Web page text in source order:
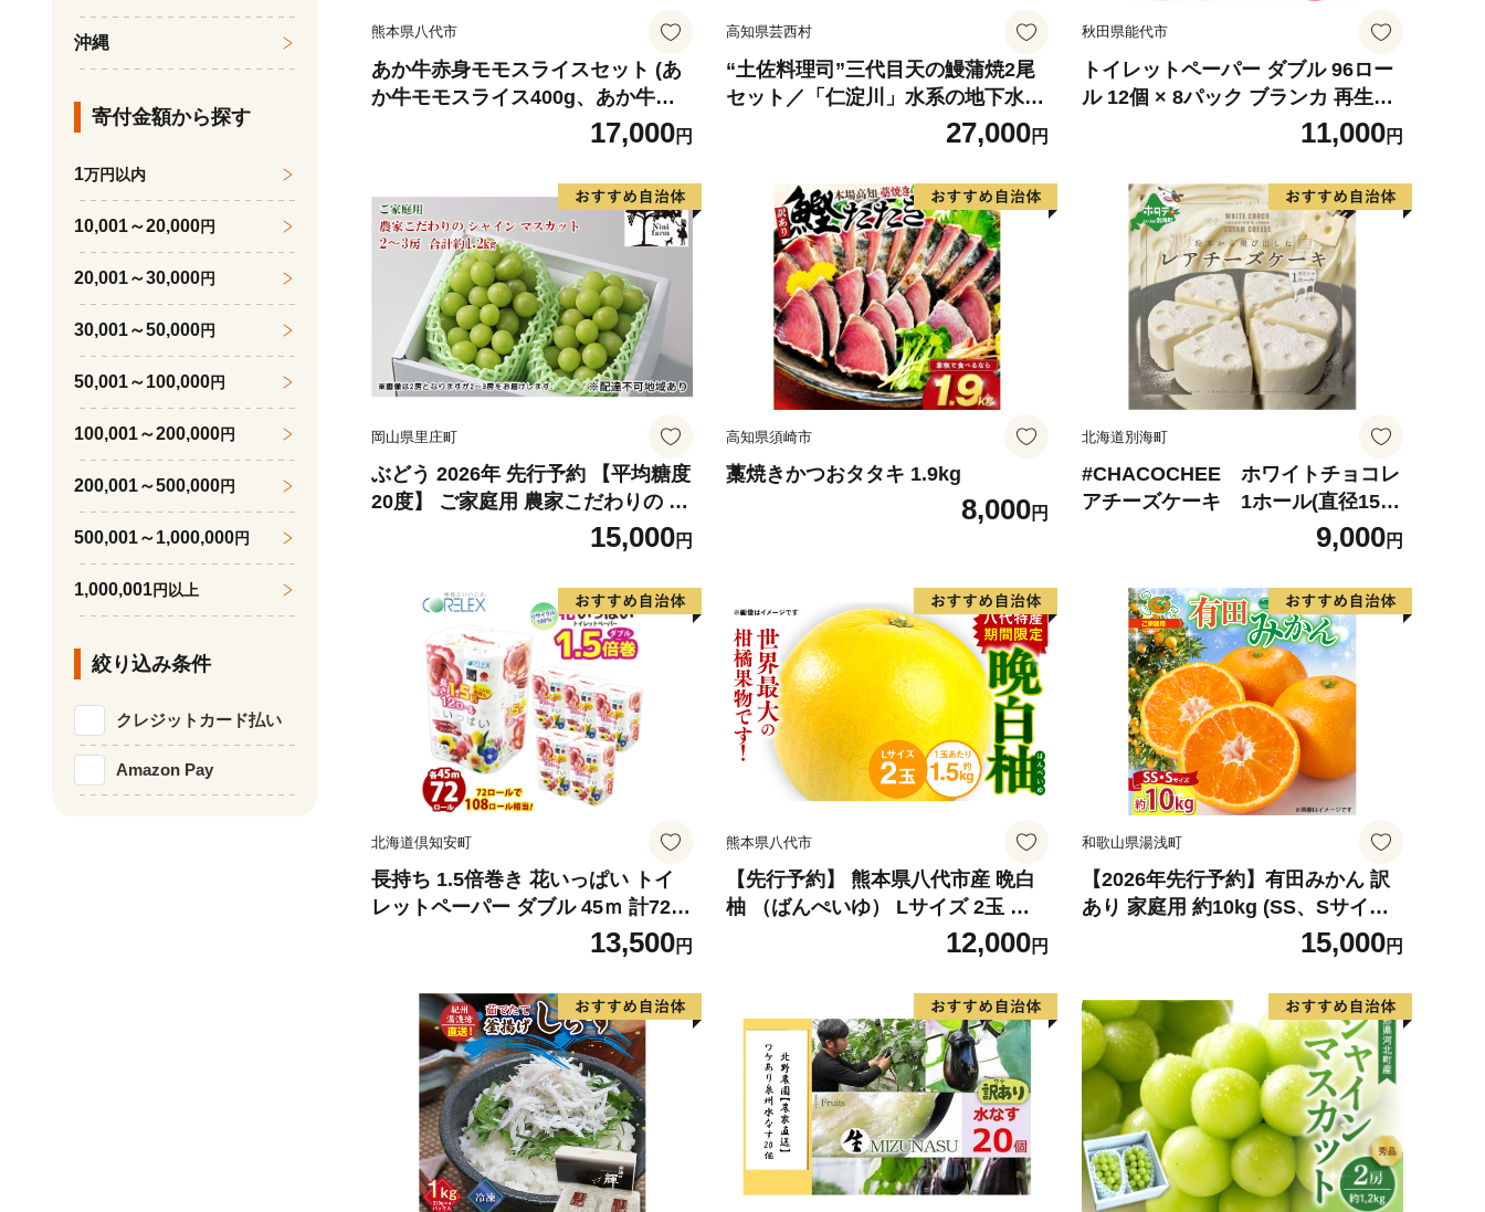
熊本県八代市
あか牛赤身モモスライスセット (あ
か牛モモスライス400g、あか牛の
17,000円
高知県芸西村
“土佐料理司”三代目天の鰻蒲焼2尾
セット／「仁淀川」水系の地下水使
用 完全無投薬養殖 国産・高知県産
〈高知市共通返礼品〉うなぎ 真空
パック （ウナギう・たれセット）
27,000円
秋田県能代市
トイレットペーパー ダブル 96ロー
ル 12個 × 8パック ブランカ 再生紙
100％ 芯あり 日用品 消耗品 無香料
生活用品 備蓄 秋田県 能代市 送料無
料 《能代製紙》
11,000円
岡山県里庄町
ぶどう 2026年 先行予約 【平均糖度
20度】 ご家庭用 農家こだわりの シ
ャイン マスカット 2～3房 合計約1.
2kg ブドウ 葡萄 岡山県産 国産 フル
ーツ 果物 【 Nini farm 農家 直送 】
15,000円
高知県須崎市
藁焼きかつおタタキ 1.9kg
8,000円
北海道別海町
#CHACOCHEE ホワイトチョコレ
アチーズケーキ 1ホール(直径15c
m)（北海道,別海町,チーズ,ちーず,
チーズケーキ,ふるさと納税）
9,000円
北海道倶知安町
長持ち 1.5倍巻き 花いっぱい トイ
レットペーパー ダブル 45ｍ 計72ロ
ール 全18種 花柄 プリント ハーブ
香り付き 日本製 まとめ買い 防災 常
備品 ペーパー エコ 日用雑貨 消耗品
備蓄 送料無料 北海道 倶知安町 日用
13,500円
熊本県八代市
【先行予約】 熊本県八代市産 晩白
柚 （ばんぺいゆ） Lサイズ 2玉 柑
橘 みかん 果物 くだもの フルーツ
おやつ 特産 熊本県 八代市 【2026
年12月上旬より順次発送】
12,000円
和歌山県湯浅町
【2026年先行予約】有田みかん 訳
あり 家庭用 約10kg (SS、Sサイズ)
みかん 温州みかん フルーツ 柑橘 果
物 果実 ジューシー 人気 国産 食べ
物 和歌山県 湯浅町 送料無料_ZJ60
98
15,000円
沖縄
寄付金額から探す
1万円以内
10,001～20,000円
20,001～30,000円
30,001～50,000円
50,001～100,000円
100,001～200,000円
200,001～500,000円
500,001～1,000,000円
1,000,001円以上
絞り込み条件
クレジットカード払い
Amazon Pay